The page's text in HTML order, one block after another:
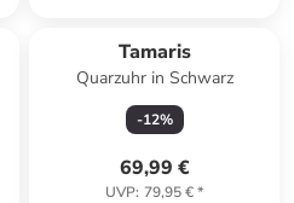
Tamaris
Quarzuhr in Schwarz
-12%
69,99 €
UVP: 79,95 €*